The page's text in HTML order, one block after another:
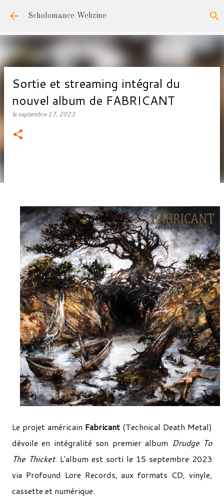
Accéder au contenu principal
Scholomance Webzine
Sortie et streaming intégral du
nouvel album de FABRICANT
leseptembre 17, 2023
Le projet américain Fabricant (Technical Death Metal)
dévoile en intégralité son premier album Drudge To
The Thicket. L'album est sorti le 15 septembre 2023
via Profound Lore Records, aux formats CD, vinyle,
cassette et numérique.